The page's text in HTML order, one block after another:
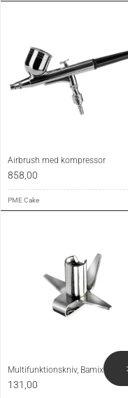
Airbrush med kompressor
858,00
PME Cake
Multifunktionskniv, Bamix
131,00